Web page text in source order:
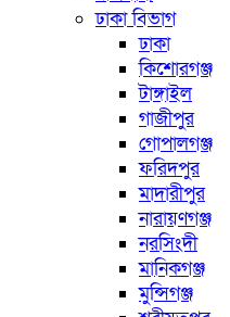
ঢাকা বিভাগ
ঢাকা
কিশোরগঞ্জ
টাঙ্গাইল
গাজীপুর
গোপালগঞ্জ
ফরিদপুর
মাদারীপুর
নারায়ণগঞ্জ
নরসিংদী
মানিকগঞ্জ
মুন্সিগঞ্জ